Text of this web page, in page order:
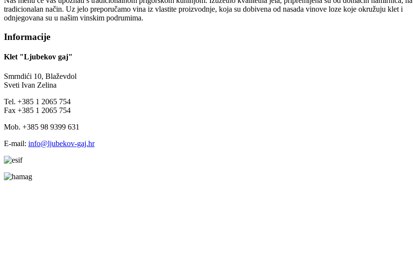
tradicionalan način. Uz jelo preporučamo vina iz vlastite proizvodnje, koja su dobivena od nasada vinove loze koje okružuju klet i
odnjegovana su u našim vinskim podrumima.
Informacije
Klet "Ljubekov gaj"
Smrndići 10, Blaževdol
Sveti Ivan Zelina
Tel. +385 1 2065 754
Fax +385 1 2065 754
Mob. +385 98 9399 631
E-mail: info@ljubekov-gaj.hr